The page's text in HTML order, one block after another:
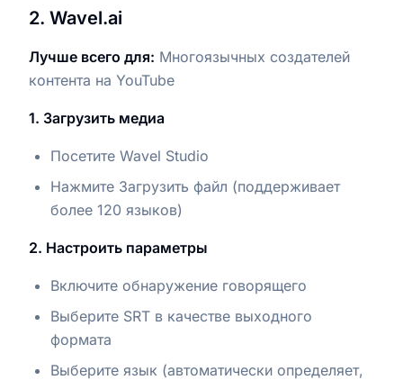
2. Wavel.ai
Лучше всего для: Многоязычных создателей
контента на YouTube
1. Загрузить медиа
Посетите Wavel Studio
Нажмите Загрузить файл (поддерживает
более 120 языков)
2. Настроить параметры
Включите обнаружение говорящего
Выберите SRT в качестве выходного
формата
Выберите язык (автоматически определяет,